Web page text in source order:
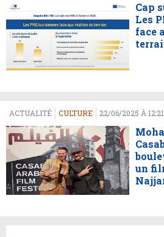
Cap
Les
face
ACTUALITÉ CULTURE 22/06/2025 À 12:21
un